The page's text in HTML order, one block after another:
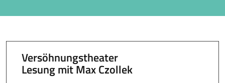
Versöhnungstheater
Lesung mit Max Czollek